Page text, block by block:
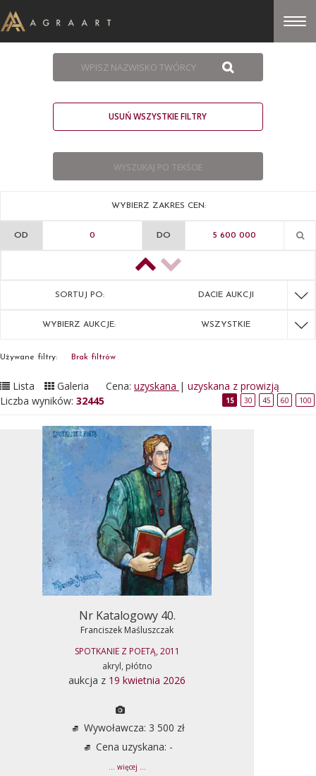
USUŃ WSZYSTKIE FILTRY
WYBIERZ ZAKRES CEN:
OD DO
SORTUJ PO: DACIE AUKCJI
WYBIERZ AUKCJE: WSZYSTKIE
Używane filtry: Brak filtrów
Lista Galeria Cena: uzyskana | uzyskana z prowizją
Liczba wyników: 32445 15 30 45 60 100
Nr Katalogowy 40.
Franciszek Maśluszczak
SPOTKANIE Z POETĄ, 2011
akryl, płótno
aukcja z 19 kwietnia 2026
Wywoławcza: 3 500 zł
Cena uzyskana: -
... więcej ...